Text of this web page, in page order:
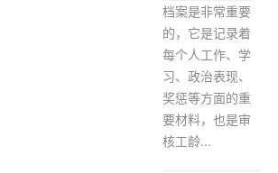
档案是非常重要
的，它是记录着
每个人工作、学
习、政治表现、
奖惩等方面的重
要材料，也是审
核工龄...